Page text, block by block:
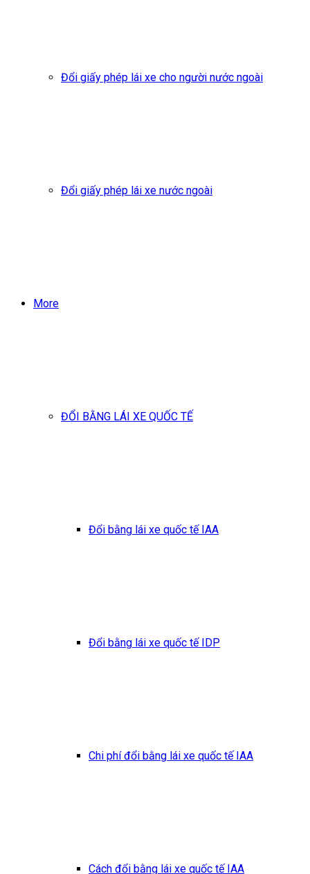
Đổi giấy phép lái xe cho người nước ngoài
Đổi giấy phép lái xe nước ngoài
More
ĐỔI BẰNG LÁI XE QUỐC TẾ
Đổi bằng lái xe quốc tế IAA
Đổi bằng lái xe quốc tế IDP
Chi phí đổi bằng lái xe quốc tế IAA
Cách đổi bằng lái xe quốc tế IAA